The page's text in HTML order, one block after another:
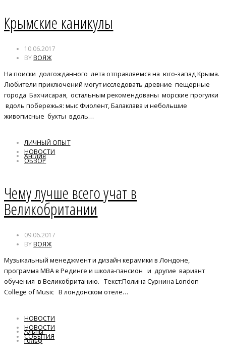
Крымские каникулы
10.06.2017
BYВОЯЖ
На поиски долгожданного лета отправляемся на юго-запад Крыма.
Любители приключений могут исследовать древние пещерные
города Бахчисарая, остальным рекомендованы морские прогулки
вдоль побережья: мыс Фиолент, Балаклава и небольшие
живописные бухты вдоль…
ЛИЧНЫЙ ОПЫТ
НОВОСТИ
ОБЗОР
Англия
Чему лучше всего учат в
Великобритании
09.06.2017
BYВОЯЖ
Музыкальный менеджмент и дизайн керамики в Лондоне,
программа MBA в Рединге и школа-пансион и другие вариант
обучения в Великобританию. Текст:Полина Сурнина London
College of Music В лондонском отеле…
НОВОСТИ
НОВОСТИ
СОБЫТИЯ
Альпы
гольф